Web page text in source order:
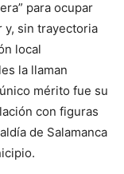
para ocupar
y, sin trayectoria
local
la llaman
mérito fue su
con figuras
de Salamanca